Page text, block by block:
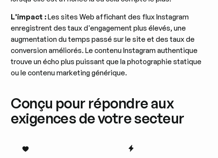
L'impact :Les sites Web affichant des flux Instagram
enregistrent des taux d'engagement plus élevés, une
augmentation du temps passé sur le site et des taux de
conversion améliorés. Le contenu Instagram authentique
trouve un écho plus puissant que la photographie statique
ou le contenu marketing générique.
Conçu pour répondre aux
exigences de votre secteur